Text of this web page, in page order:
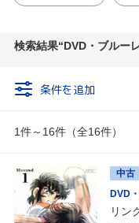
検索結果 DVD・ブルー
条件を追加
1件～16件（全16件）
中古
DVD
リン